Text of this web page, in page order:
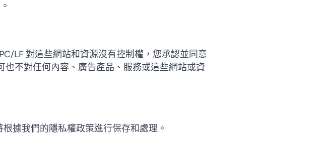
LF 對這些網站和資源沒有控制權，您承認並同意
不對任何內容、廣告產品、服務或這些網站或資
據我們的隱私權政策進行保存和處理。